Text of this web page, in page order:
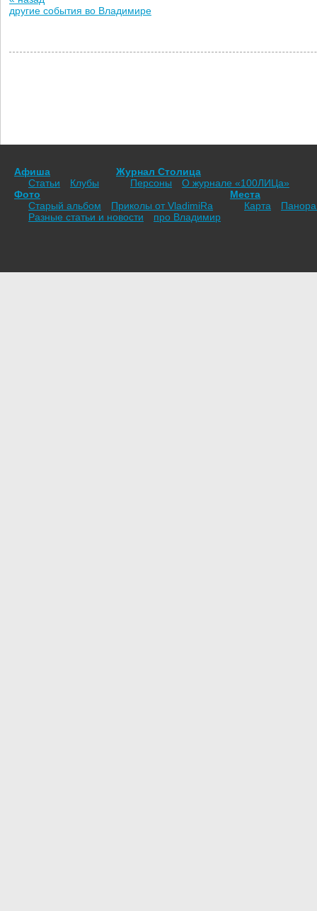
другие события во Владимире
Афиша
Статьи
Клубы
Журнал Столица
Персоны
О журнале «100ЛИЦа»
Фото
Старый альбом
Приколы от VladimiRа
Места
Карта
Разные статьи и новости
про Владимир